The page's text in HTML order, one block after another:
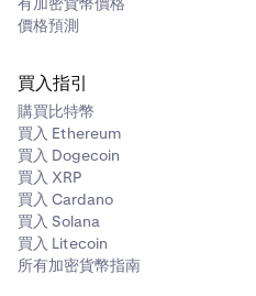
價格預測
買入指引
購買比特幣
買入 Ethereum
買入 Dogecoin
買入 XRP
買入 Cardano
買入 Solana
買入 Litecoin
所有加密貨幣指南